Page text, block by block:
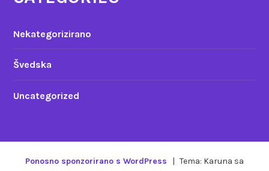
Nekategorizirano
Švedska
Uncategorized
Ponosno sponzorirano s WordPress | Tema: Karuna sa